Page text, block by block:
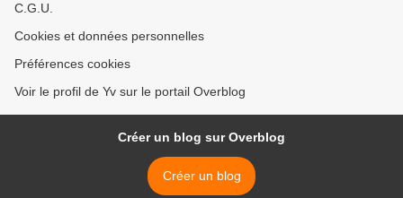
C.G.U.
Cookies et données personnelles
Préférences cookies
Voir le profil de Yv sur le portail Overblog
Créer un blog sur Overblog
Créer un blog